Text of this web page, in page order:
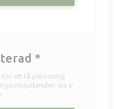
*
för att få personlig
via e-